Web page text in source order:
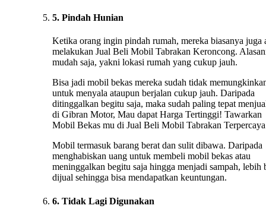
5. Pindah Hunian
Ketika orang ingin pindah rumah, mereka biasanya juga
melakukan Jual Beli Mobil Tabrakan Keroncong.
mudah saja, yakni lokasi rumah yang cukup jauh.
Bisa jadi mobil bekas mereka sudah tidak
untuk menyala ataupun berjalan cukup jauh. Daripada
ditinggalkan begitu saja, maka sudah paling tepat
di Gibran Motor, Mau dapat Harga Tertinggi! Tawarkan
Mobil Bekas mu di Jual Beli Mobil Tabrakan
Mobil termasuk barang berat dan sulit dibawa. Daripada
menghabiskan uang untuk membeli mobil bekas atau
meninggalkan begitu saja hingga menjadi sampah, lebih
dijual sehingga bisa mendapatkan keuntungan.
6. Tidak Lagi Digunakan